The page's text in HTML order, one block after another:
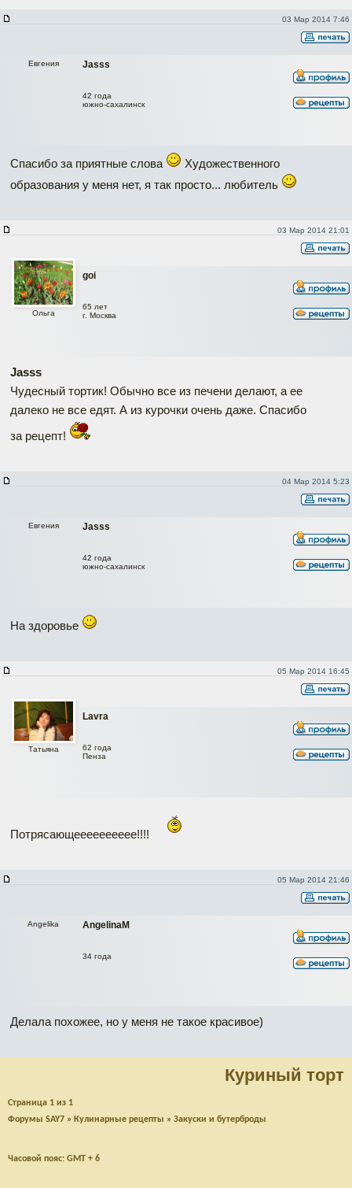
03 Мар 2014 7:46
Jasss
Евгения
42 года
южно-сахалинск
Спасибо за приятные слова
Художественного
образования у меня нет, я так просто... любитель
03 Мар 2014 21:01
goi
Ольга
65 лет
г. Москва
Jasss
Чудесный тортик! Обычно все из печени делают, а ее
далеко не все едят. А из курочки очень даже. Спасибо
за рецепт!
04 Мар 2014 5:23
Jasss
Евгения
42 года
южно-сахалинск
На здоровье
05 Мар 2014 16:45
Lavra
Татьяна
62 года
Пенза
Потрясающееееееееее!!!!
05 Мар 2014 21:46
AngelinaM
Angelika
34 года
Делала похожее, но у меня не такое красивое)
Куриный торт
Страница 1 из 1
Форумы SAY7 » Кулинарные рецепты » Закуски и бутерброды
Часовой пояс: GMT + 6